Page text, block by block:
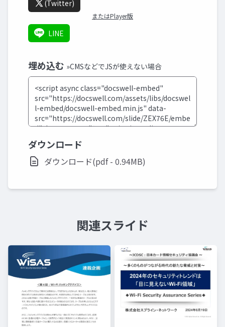
(Twitter)
またはPlayer版
LINE
埋め込む »CMSなどでJSが使えない場合
ダウンロード
ダウンロード(pdf - 0.94MB)
関連スライド